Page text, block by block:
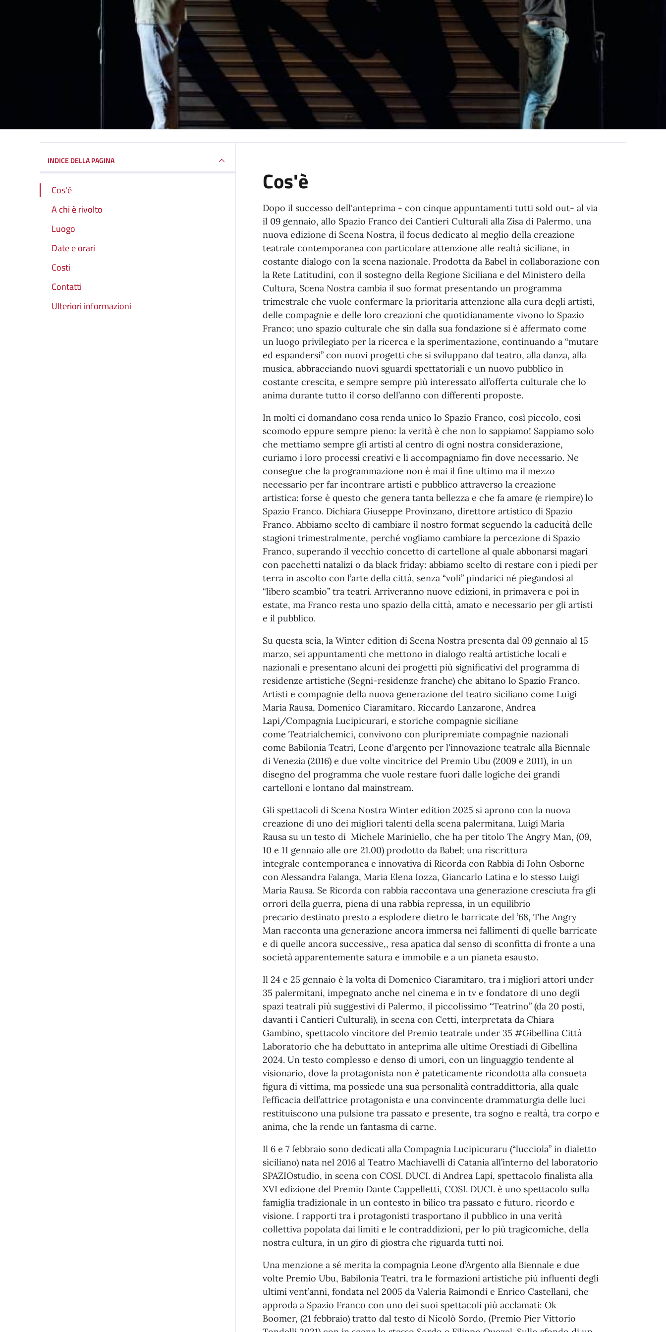
INDICE DELLA PAGINA
Cos'è
A chi è rivolto
Luogo
Date e orari
Costi
Contatti
Ulteriori informazioni
Cos'è
Dopo il successo dell'anteprima - con cinque appuntamenti tutti sold out- al via
il 09 gennaio, allo Spazio Franco dei Cantieri Culturali alla Zisa di Palermo, una
nuova edizione di Scena Nostra, il focus dedicato al meglio della creazione
teatrale contemporanea con particolare attenzione alle realtà siciliane, in
costante dialogo con la scena nazionale. Prodotta da Babel in collaborazione con
la Rete Latitudini, con il sostegno della Regione Siciliana e del Ministero della
Cultura, Scena Nostra cambia il suo format presentando un programma
trimestrale che vuole confermare la prioritaria attenzione alla cura degli artisti,
delle compagnie e delle loro creazioni che quotidianamente vivono lo Spazio
Franco; uno spazio culturale che sin dalla sua fondazione si è affermato come
un luogo privilegiato per la ricerca e la sperimentazione, continuando a “mutare
ed espandersi” con nuovi progetti che si sviluppano dal teatro, alla danza, alla
musica, abbracciando nuovi sguardi spettatoriali e un nuovo pubblico in
costante crescita, e sempre sempre più interessato all’offerta culturale che lo
anima durante tutto il corso dell’anno con differenti proposte.
In molti ci domandano cosa renda unico lo Spazio Franco, così piccolo, così
scomodo eppure sempre pieno: la verità è che non lo sappiamo! Sappiamo solo
che mettiamo sempre gli artisti al centro di ogni nostra considerazione,
curiamo i loro processi creativi e li accompagniamo fin dove necessario. Ne
consegue che la programmazione non è mai il fine ultimo ma il mezzo
necessario per far incontrare artisti e pubblico attraverso la creazione
artistica: forse è questo che genera tanta bellezza e che fa amare (e riempire) lo
Spazio Franco. Dichiara Giuseppe Provinzano, direttore artistico di Spazio
Franco. Abbiamo scelto di cambiare il nostro format seguendo la caducità delle
stagioni trimestralmente, perché vogliamo cambiare la percezione di Spazio
Franco, superando il vecchio concetto di cartellone al quale abbonarsi magari
con pacchetti natalizi o da black friday: abbiamo scelto di restare con i piedi per
terra in ascolto con l’arte della città, senza “voli” pindarici né piegandosi al
“libero scambio” tra teatri. Arriveranno nuove edizioni, in primavera e poi in
estate, ma Franco resta uno spazio della città, amato e necessario per gli artisti
e il pubblico.
Su questa scia, la Winter edition di Scena Nostra presenta dal 09 gennaio al 15
marzo, sei appuntamenti che mettono in dialogo realtà artistiche locali e
nazionali e presentano alcuni dei progetti più significativi del programma di
residenze artistiche (Segni-residenze franche) che abitano lo Spazio Franco.
Artisti e compagnie della nuova generazione del teatro siciliano come Luigi
Maria Rausa, Domenico Ciaramitaro, Riccardo Lanzarone, Andrea
Lapi/Compagnia Lucipicurari, e storiche compagnie siciliane
come Teatrialchemici, convivono con pluripremiate compagnie nazionali
come Babilonia Teatri, Leone d'argento per l'innovazione teatrale alla Biennale
di Venezia (2016) e due volte vincitrice del Premio Ubu (2009 e 2011), in un
disegno del programma che vuole restare fuori dalle logiche dei grandi
cartelloni e lontano dal mainstream.
Gli spettacoli di Scena Nostra Winter edition 2025 si aprono con la nuova
creazione di uno dei migliori talenti della scena palermitana, Luigi Maria
Rausa su un testo di Michele Mariniello, che ha per titolo The Angry Man, (09,
10 e 11 gennaio alle ore 21.00) prodotto da Babel; una riscrittura
integrale contemporanea e innovativa di Ricorda con Rabbia di John Osborne
con Alessandra Falanga, Maria Elena Iozza, Giancarlo Latina e lo stesso Luigi
Maria Rausa. Se Ricorda con rabbia raccontava una generazione cresciuta fra gli
orrori della guerra, piena di una rabbia repressa, in un equilibrio
precario destinato presto a esplodere dietro le barricate del ’68, The Angry
Man racconta una generazione ancora immersa nei fallimenti di quelle barricate
e di quelle ancora successive,, resa apatica dal senso di sconfitta di fronte a una
società apparentemente satura e immobile e a un pianeta esausto.
Il 24 e 25 gennaio è la volta di Domenico Ciaramitaro, tra i migliori attori under
35 palermitani, impegnato anche nel cinema e in tv e fondatore di uno degli
spazi teatrali più suggestivi di Palermo, il piccolissimo “Teatrino” (da 20 posti,
davanti i Cantieri Culturali), in scena con Cetti, interpretata da Chiara
Gambino, spettacolo vincitore del Premio teatrale under 35 #Gibellina Città
Laboratorio che ha debuttato in anteprima alle ultime Orestiadi di Gibellina
2024. Un testo complesso e denso di umori, con un linguaggio tendente al
visionario, dove la protagonista non è pateticamente ricondotta alla consueta
figura di vittima, ma possiede una sua personalità contraddittoria, alla quale
l’efficacia dell’attrice protagonista e una convincente drammaturgia delle luci
restituiscono una pulsione tra passato e presente, tra sogno e realtà, tra corpo e
anima, che la rende un fantasma di carne.
Il 6 e 7 febbraio sono dedicati alla Compagnia Lucipicuraru (“lucciola” in dialetto
siciliano) nata nel 2016 al Teatro Machiavelli di Catania all’interno del laboratorio
SPAZIOstudio, in scena con COSI. DUCI. di Andrea Lapi, spettacolo finalista alla
XVI edizione del Premio Dante Cappelletti, COSI. DUCI. è uno spettacolo sulla
famiglia tradizionale in un contesto in bilico tra passato e futuro, ricordo e
visione. I rapporti tra i protagonisti trasportano il pubblico in una verità
collettiva popolata dai limiti e le contraddizioni, per lo più tragicomiche, della
nostra cultura, in un giro di giostra che riguarda tutti noi.
Una menzione a sé merita la compagnia Leone d’Argento alla Biennale e due
volte Premio Ubu, Babilonia Teatri, tra le formazioni artistiche più influenti degli
ultimi vent’anni, fondata nel 2005 da Valeria Raimondi e Enrico Castellani, che
approda a Spazio Franco con uno dei suoi spettacoli più acclamati: Ok
Boomer, (21 febbraio) tratto dal testo di Nicolò Sordo, (Premio Pier Vittorio